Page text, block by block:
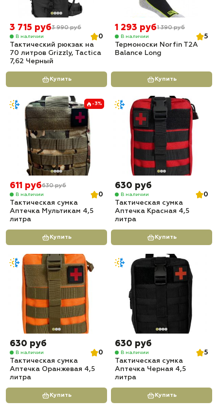
3 715 руб3 990 руб
В наличии
0
Тактический рюкзак на
70 литров Grizzly, Tactica
7,62 Черный
Купить
1 293 руб1 390 руб
В наличии
5
Термоноски Norfin T2A
Balance Long
Купить
-3%
611 руб630 руб
В наличии
0
Тактическая сумка
Аптечка Мультикам 4,5
литра
Купить
630 руб
В наличии
0
Тактическая сумка
Аптечка Красная 4,5
литра
Купить
630 руб
В наличии
0
Тактическая сумка
Аптечка Оранжевая 4,5
литра
Купить
630 руб
В наличии
5
Тактическая сумка
Аптечка Черная 4,5
литра
Купить